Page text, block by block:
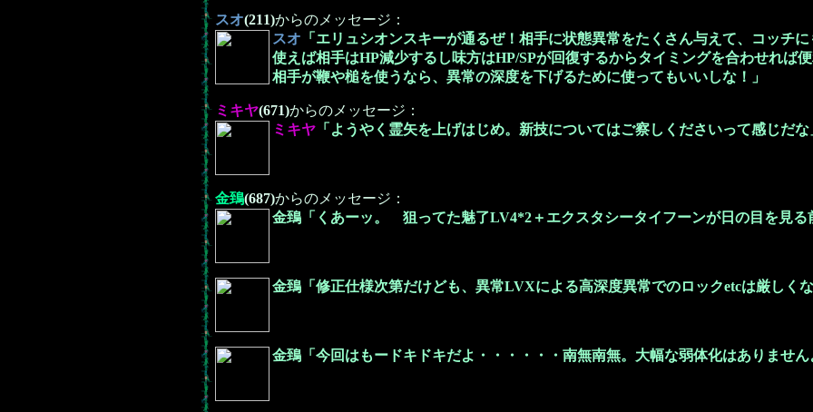
スオ(211)からのメッセージ：
スオ 「エリュシオンスキーが通るぜ！相手に状態異常をたくさん与えて、コッチ
使えば相手はHP減少するし味方はHP/SPが回復するからタイミングを合わせれば
相手が鞭や槌を使うなら、異常の深度を下げるために使ってもいいしな！」
ミキヤ(671)からのメッセージ：
ミキヤ 「ようやく霊矢を上げはじめ。新技についてはご察しくださいって感じだな
金鵄(687)からのメッセージ：
金鵄「くあーッ。 狙ってた魅了LV4*2＋エクスタシータイフーンが日の目を見る
金鵄「修正仕様次第だけども、異常LVXによる高深度異常でのロックetcは厳しく
金鵄「今回はもードキドキだよ・・・・・・南無南無。大幅な弱体化はありませ